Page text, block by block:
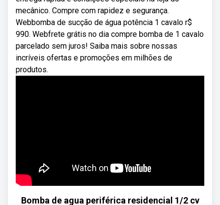
mecânico. Compre com rapidez e segurança.
Webbomba de sucção de água potência 1 cavalo r$
990. Webfrete grátis no dia compre bomba de 1 cavalo
parcelado sem juros! Saiba mais sobre nossas
incríveis ofertas e promoções em milhões de
produtos.
Bomba de agua periférica residencial 1/2 cv